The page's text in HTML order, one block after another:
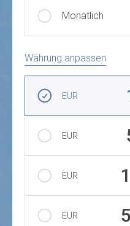
Monatlich
Währung anpassen
EUR
EUR
EUR
EUR